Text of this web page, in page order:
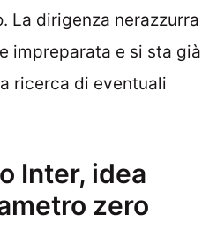
La dirigenza nerazzurra
impreparata e si sta già
ricerca di eventuali
Inter, idea
zero